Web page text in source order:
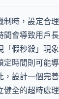
制時，設定合
間會導致用戶
「假秒殺」現
時間則可能
，設計一個完
健全的超時處